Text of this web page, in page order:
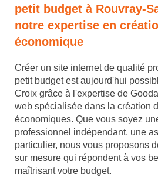
petit budget à Rouvray-
notre expertise en
économique
Créer un site internet de qualité
petit budget est aujourd'hui
Croix grâce à l'expertise de
web spécialisée dans la création
économiques. Que vous soyez
professionnel indépendant, une
particulier, nous vous proposons
sur mesure qui répondent à vos
maîtrisant votre budget.